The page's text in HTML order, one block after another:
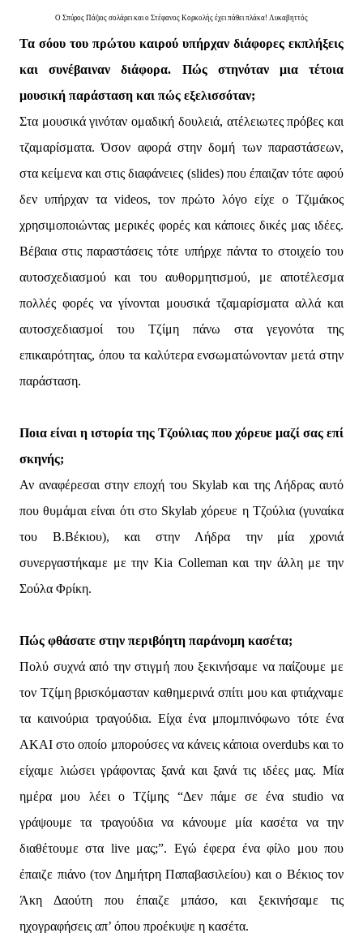
Ο Σπύρος Πάζιος σολάρει και ο Στέφανος Κορκολής έχει πάθει πλάκα! Λυκαβηττός
Τα σόου του πρώτου καιρού υπήρχαν διάφορες εκπλήξεις
και συνέβαιναν διάφορα. Πώς στηνόταν μια τέτοια
μουσική παράσταση και πώς εξελισσόταν;
Στα μουσικά γινόταν ομαδική δουλειά, ατέλειωτες πρόβες και
τζαμαρίσματα. Όσον αφορά στην δομή των παραστάσεων,
στα κείμενα και στις διαφάνειες (slides) που έπαιζαν τότε αφού
δεν υπήρχαν τα videos, τον πρώτο λόγο είχε ο Τζιμάκος
χρησιμοποιώντας μερικές φορές και κάποιες δικές μας ιδέες.
Βέβαια στις παραστάσεις τότε υπήρχε πάντα το στοιχείο του
αυτοσχεδιασμού και του αυθορμητισμού, με αποτέλεσμα
πολλές φορές να γίνονται μουσικά τζαμαρίσματα αλλά και
αυτοσχεδιασμοί του Τζίμη πάνω στα γεγονότα της
επικαιρότητας, όπου τα καλύτερα ενσωματώνονταν μετά στην
παράσταση.
Ποια είναι η ιστορία της Τζούλιας που χόρευε μαζί σας επί
σκηνής;
Αν αναφέρεσαι στην εποχή του Skylab και της Λήδρας αυτό
που θυμάμαι είναι ότι στο Skylab χόρευε η Τζούλια (γυναίκα
του Β.Βέκιου), και στην Λήδρα την μία χρονιά
συνεργαστήκαμε με την Kia Colleman και την άλλη με την
Σούλα Φρίκη.
Πώς φθάσατε στην περιβόητη παράνομη κασέτα;
Πολύ συχνά από την στιγμή που ξεκινήσαμε να παίζουμε με
τον Τζίμη βρισκόμασταν καθημερινά σπίτι μου και φτιάχναμε
τα καινούρια τραγούδια. Είχα ένα μπομπινόφωνο τότε ένα
AKAI στο οποίο μπορούσες να κάνεις κάποια overdubs και το
είχαμε λιώσει γράφοντας ξανά και ξανά τις ιδέες μας. Μία
ημέρα μου λέει ο Τζίμης “Δεν πάμε σε ένα studio να
γράψουμε τα τραγούδια να κάνουμε μία κασέτα να την
διαθέτουμε στα live μας;”. Εγώ έφερα ένα φίλο μου που
έπαιζε πιάνο (τον Δημήτρη Παπαβασιλείου) και ο Βέκιος τον
Άκη Δαούτη που έπαιζε μπάσο, και ξεκινήσαμε τις
ηχογραφήσεις απ’ όπου προέκυψε η κασέτα.